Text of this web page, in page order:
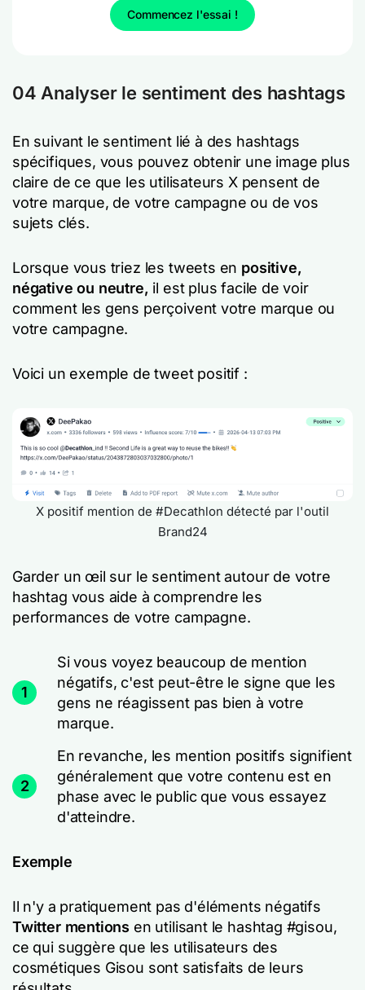
Commencez l'essai !
04 Analyser le sentiment des hashtags
En suivant le sentiment lié à des hashtags
spécifiques, vous pouvez obtenir une image plus
claire de ce que les utilisateurs X pensent de
votre marque, de votre campagne ou de vos
sujets clés.
Lorsque vous triez les tweets en positive,
négative ou neutre, il est plus facile de voir
comment les gens perçoivent votre marque ou
votre campagne.
Voici un exemple de tweet positif :
X positif mention de #Decathlon détecté par l'outil
Brand24
Garder un œil sur le sentiment autour de votre
hashtag vous aide à comprendre les
performances de votre campagne.
1
Si vous voyez beaucoup de mention
négatifs, c'est peut-être le signe que les
gens ne réagissent pas bien à votre
marque.
2
En revanche, les mention positifs signifient
généralement que votre contenu est en
phase avec le public que vous essayez
d'atteindre.
Exemple
Il n'y a pratiquement pas d'éléments négatifs
Twitter mentions en utilisant le hashtag #gisou,
ce qui suggère que les utilisateurs des
cosmétiques Gisou sont satisfaits de leurs